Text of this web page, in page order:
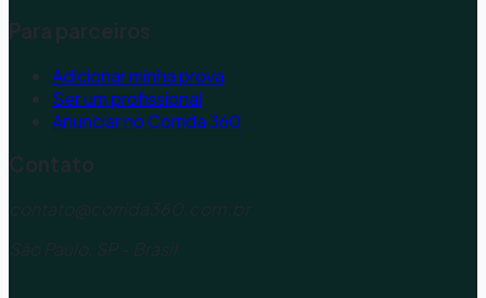
Para parceiros
Adicionar minha prova
Ser um profissional
Anunciar no Corrida 360
Contato
contato@corrida360.com.br
São Paulo, SP - Brasil